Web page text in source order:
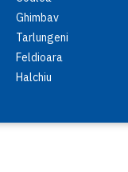
Ghimbav
Tarlungeni
Feldioara
Halchiu